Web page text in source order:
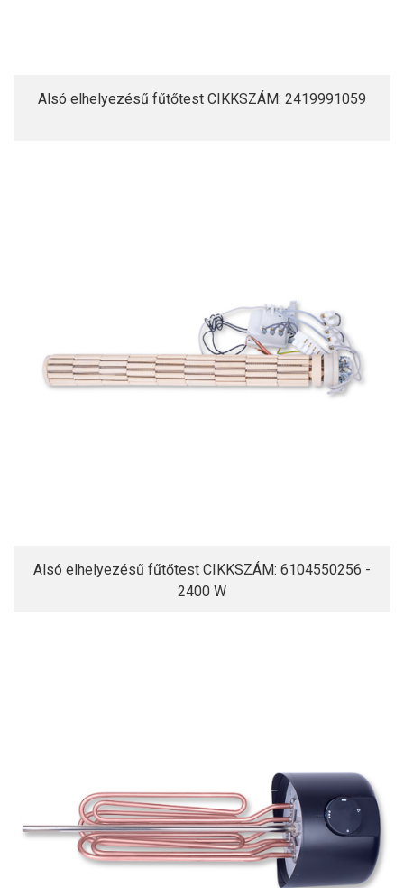
Alsó elhelyezésű fűtőtest CIKKSZÁM: 2419991059
Alsó elhelyezésű fűtőtest CIKKSZÁM: 6104550256 -
2400 W